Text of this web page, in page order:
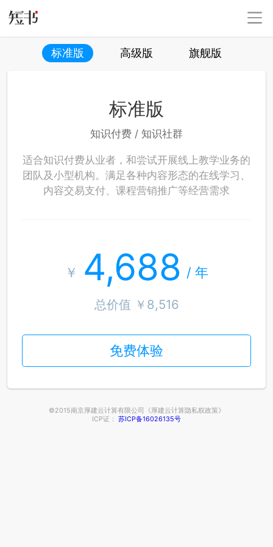
标准版 高级版 旗舰版
标准版
知识付费 / 知识社群
适合知识付费从业者，和尝试开展线上教学业务的
团队及小型机构。满足各种内容形态的在线学习、
内容交易支付、课程营销推广等经营需求
￥ 4,688 / 年
总价值 ￥8,516
免费体验
©2015南京厚建云计算有限公司《厚建云计算隐私权政策》
ICP证：
苏ICP备16026135号